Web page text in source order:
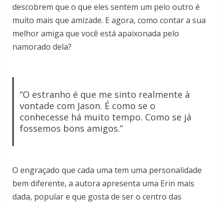
descobrem que o que eles sentem um pelo outro é
muito mais que amizade. E agora, como contar a sua
melhor amiga que você está apaixonada pelo
namorado dela?
“O estranho é que me sinto realmente à
vontade com Jason. É como se o
conhecesse há muito tempo. Como se já
fossemos bons amigos.”
O engraçado que cada uma tem uma personalidade
bem diferente, a autora apresenta uma Erin mais
dada, popular e que gosta de ser o centro das